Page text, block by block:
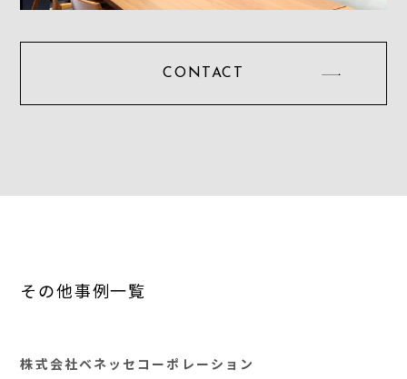
CONTACT
その他事例一覧
株式会社ベネッセコーポレーション